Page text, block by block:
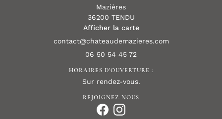
Mazières
36200 TENDU
Afficher la carte
06 50 54 45 72
HORAIRES D'OUVERTURE :
Sur rendez-vous.
REJOIGNEZ-NOUS